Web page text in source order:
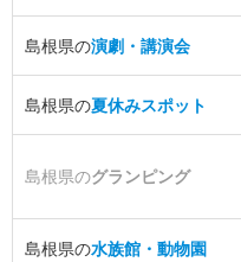
島根県の演劇・講演会
島根県の夏休みスポット
島根県のグランピング
島根県の水族館・動物園